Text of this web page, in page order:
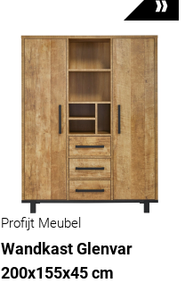
Profijt Meubel
Wandkast Glenvar
200x155x45 cm